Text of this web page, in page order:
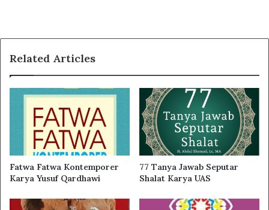
Related Articles
Fatwa Fatwa Kontemporer
Karya Yusuf Qardhawi
77 Tanya Jawab Seputar
Shalat Karya UAS